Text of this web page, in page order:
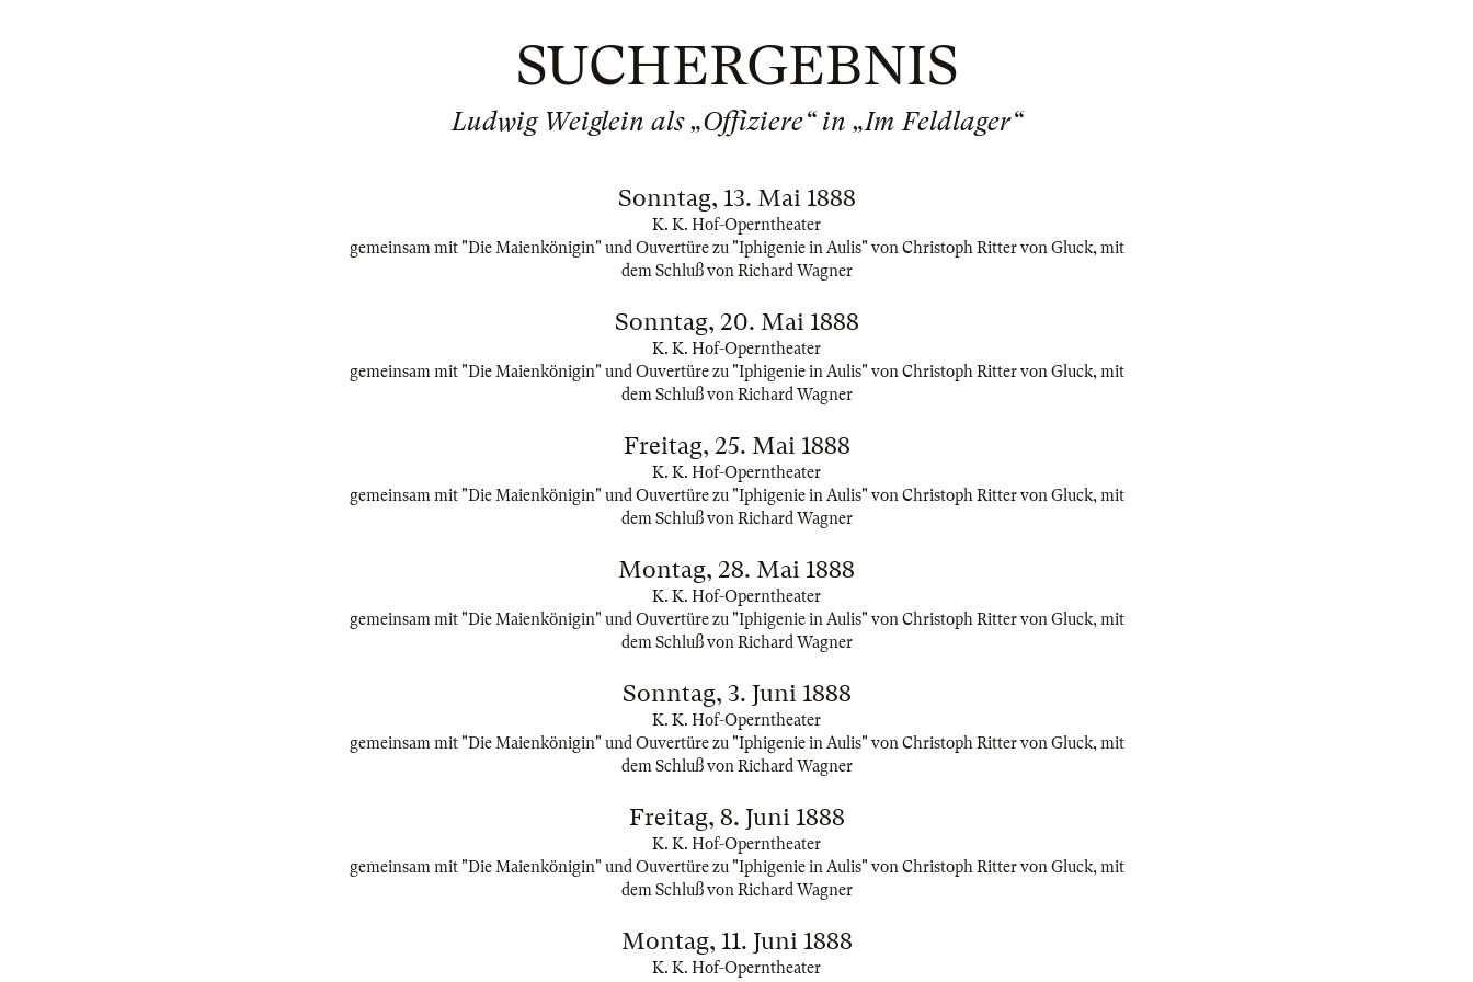
SUCHERGEBNIS
Ludwig Weiglein als „Offiziere“ in „Im Feldlager“
Sonntag, 13. Mai 1888
K. K. Hof-Operntheater
gemeinsam mit "Die Maienkönigin" und Ouvertüre zu "Iphigenie in Aulis" von Christoph Ritter von Gluck, mit
dem Schluß von Richard Wagner
Sonntag, 20. Mai 1888
K. K. Hof-Operntheater
gemeinsam mit "Die Maienkönigin" und Ouvertüre zu "Iphigenie in Aulis" von Christoph Ritter von Gluck, mit
dem Schluß von Richard Wagner
Freitag, 25. Mai 1888
K. K. Hof-Operntheater
gemeinsam mit "Die Maienkönigin" und Ouvertüre zu "Iphigenie in Aulis" von Christoph Ritter von Gluck, mit
dem Schluß von Richard Wagner
Montag, 28. Mai 1888
K. K. Hof-Operntheater
gemeinsam mit "Die Maienkönigin" und Ouvertüre zu "Iphigenie in Aulis" von Christoph Ritter von Gluck, mit
dem Schluß von Richard Wagner
Sonntag, 3. Juni 1888
K. K. Hof-Operntheater
gemeinsam mit "Die Maienkönigin" und Ouvertüre zu "Iphigenie in Aulis" von Christoph Ritter von Gluck, mit
dem Schluß von Richard Wagner
Freitag, 8. Juni 1888
K. K. Hof-Operntheater
gemeinsam mit "Die Maienkönigin" und Ouvertüre zu "Iphigenie in Aulis" von Christoph Ritter von Gluck, mit
dem Schluß von Richard Wagner
Montag, 11. Juni 1888
K. K. Hof-Operntheater